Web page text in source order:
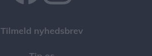
Tilmeld nyhedsbrev